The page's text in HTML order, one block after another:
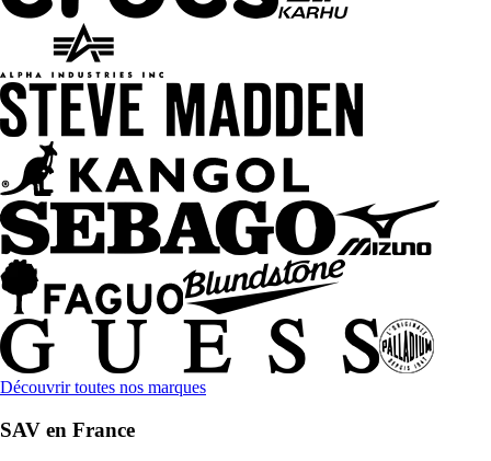
Découvrir toutes nos marques
SAV en France